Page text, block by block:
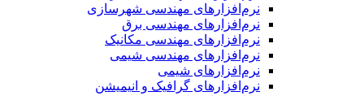
نرم‌افزارهای مهندسی شهرسازی
نرم‌افزارهای مهندسی برق
نرم‌افزارهای مهندسی مکانیک
نرم‌افزارهای مهندسی شیمی
نرم‌افزارهای شیمی
نرم‌افزارهای گرافیک و انیمیشن